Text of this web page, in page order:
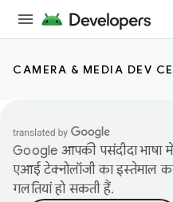
CAMERA & MEDIA DEV
Google आपकी पसंदीदा भाषा
एआई टेक्नोलॉजी का इस्तेमाल
गलतियां हो सकती हैं.